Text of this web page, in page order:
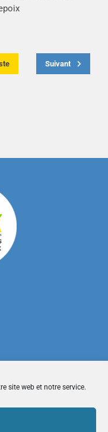
site web et notre service.
Suivant